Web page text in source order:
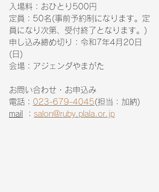
入場料：おひとり500円
定員：50名(事前予約制になります。定
員になり次第、受付終了となります。)
申し込み締め切り：令和7年4月20日
(日)
会場：アジェンダやまがた
お問い合わせ・お申込み
電話： 023-679-4045(担当：加納)
mail
： salon@ruby.plala.or.jp